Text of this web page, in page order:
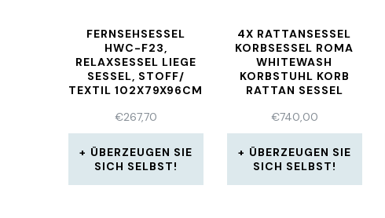
FERNSEHSESSEL
HWC-F23,
RELAXSESSEL LIEGE
SESSEL, STOFF/
TEXTIL 102X79X96CM
€267,70
ÜBERZEUGEN SIE
SICH SELBST!
4X RATTANSESSEL
KORBSESSEL ROMA
WHITEWASH
KORBSTUHL KORB
RATTAN SESSEL
€740,00
ÜBERZEUGEN SIE
SICH SELBST!